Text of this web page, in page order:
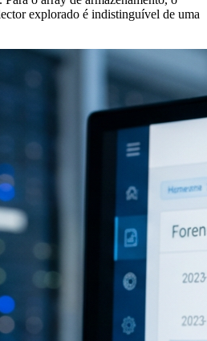
explorado é indistinguível de uma